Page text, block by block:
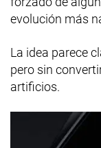
evolución más
La idea parece
pero sin
artificios.